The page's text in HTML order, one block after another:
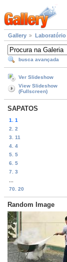
Gallery
busca avançada
Ver Slideshow
View Slideshow
(Fullscreen)
SAPATOS
1. 1
2. 2
3. 11
4. 4
5. 5
6. 5
7. 3
70. 20
Random Image